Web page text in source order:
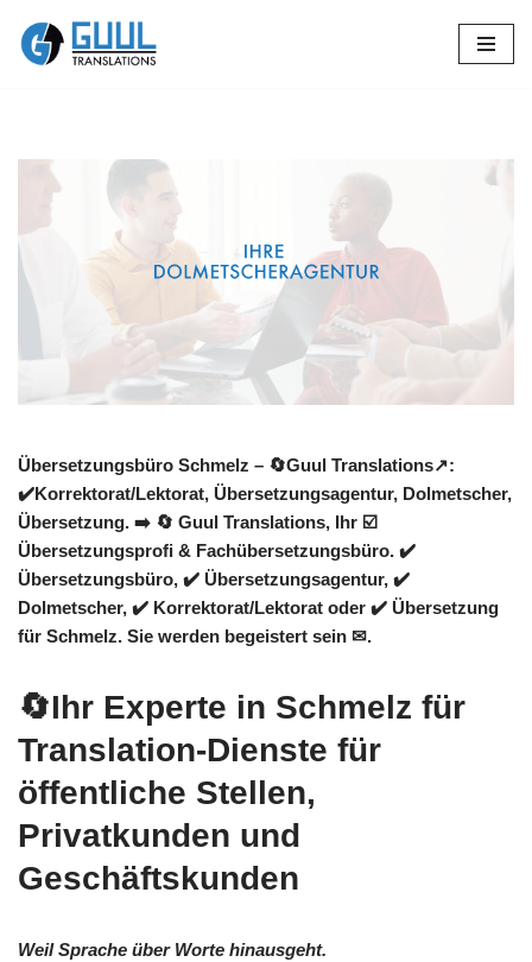
Zum
Übersetzungsbüro Schmelz – 🔄Guul Translations↗️:
✔️Korrektorat/Lektorat, Übersetzungsagentur, Dolmetscher,
Übersetzung. ➡️ 🔄 Guul Translations, Ihr ☑️
Übersetzungsprofi & Fachübersetzungsbüro. ✔️
Übersetzungsbüro, ✔️ Übersetzungsagentur, ✔️
Dolmetscher, ✔️ Korrektorat/Lektorat oder ✔️ Übersetzung
für Schmelz. Sie werden begeistert sein ✉.
🔄Ihr Experte in Schmelz für
Translation-Dienste für
öffentliche Stellen,
Privatkunden und
Geschäftskunden
Weil Sprache über Worte hinausgeht.